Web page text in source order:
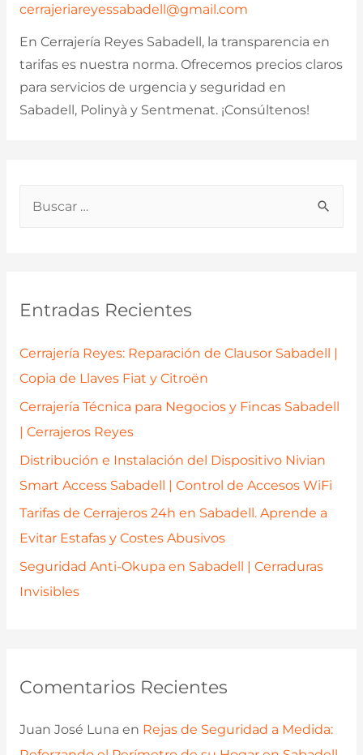
p
o
Entradas Recientes
Cerrajería Reyes: Reparación de Clausor Sabadell |
Copia de Llaves Fiat y Citroën
Cerrajería Técnica para Negocios y Fincas Sabadell
| Cerrajeros Reyes
Distribución e Instalación del Dispositivo Nivian
Smart Access Sabadell | Control de Accesos WiFi
Tarifas de Cerrajeros 24h en Sabadell. Aprende a
Evitar Estafas y Costes Abusivos
Seguridad Anti-Okupa en Sabadell | Cerraduras
Invisibles
Comentarios Recientes
Juan José Luna en Rejas de Seguridad a Medida:
cerrajeriareyessabadell@gmail.com
En Cerrajería Reyes Sabadell, la transparencia en
tarifas es nuestra norma. Ofrecemos precios claros
para servicios de urgencia y seguridad en
Sabadell, Polinyà y Sentmenat. ¡Consúltenos!